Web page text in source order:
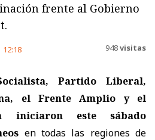
frente al Gobierno
12:18 948visitas
Partido Liberal,
el Frente Amplio y el
iniciaron este sábado
en todas las regiones de